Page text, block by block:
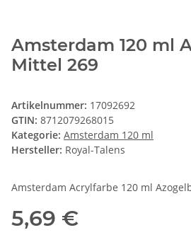
Amsterdam 120 ml
Mittel 269
Artikelnummer: 17092692
GTIN: 8712079268015
Kategorie: Amsterdam 120 ml
Hersteller: Royal-Talens
Amsterdam Acrylfarbe 120 ml
5,69 €